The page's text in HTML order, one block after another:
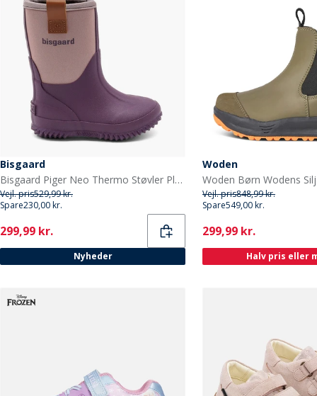
Bisgaard
Bisgaard Piger Neo Thermo Støvler Plum
Vejl. pris529,99 kr.
Spare230,00 kr.
Current
299,99 kr.
Nyheder
Woden
Vejl. pris848,99 kr.
Spare549,00 kr.
Current
299,99 kr.
Halv pris eller